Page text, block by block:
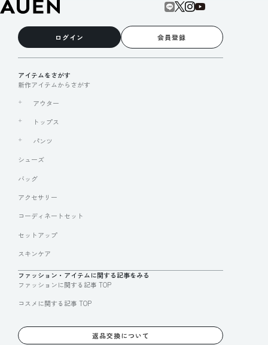
ログイン 会員登録
アイテムをさがす
新作アイテムからさがす
アウター
トップス
パンツ
シューズ
バッグ
アクセサリー
コーディネートセット
セットアップ
スキンケア
ファッション・アイテムに関する記事をみる
ファッションに関する記事 TOP
コスメに関する記事 TOP
返品交換について